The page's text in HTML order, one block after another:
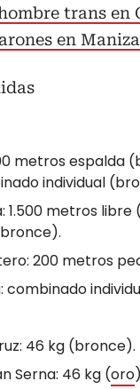
trans en
en
metros espalda
individual
1.500 metros
200 metros
combinado
46 kg (bronce).
Serna: 46 kg (oro